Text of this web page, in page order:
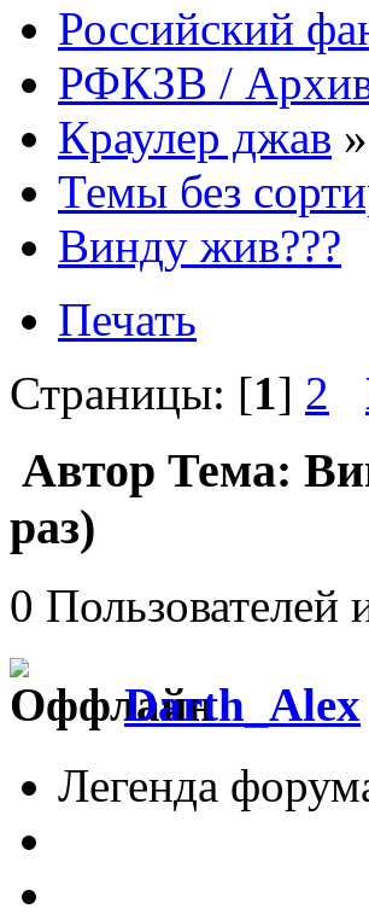
Российский
РФКЗВ /
Краулер джав »
Темы без
Винду жив???
Печать
Страницы: [1] 2
Автор Тема:
раз)
0 Пользователей
Darth_Alex
Легенда